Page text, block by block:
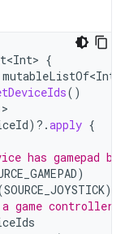
{
mutableListOf<Int>
()
) ?.apply {
has gamepad
)
SOURCE_JOYSTICK))
game